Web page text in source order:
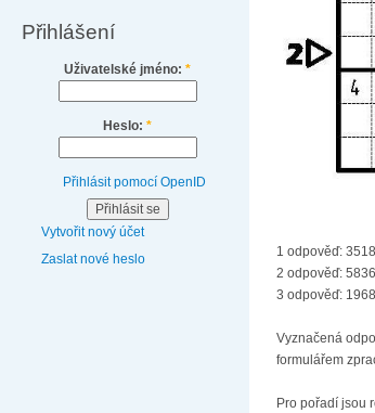
Přihlášení
Uživatelské jméno: *
Heslo: *
Přihlásit pomocí OpenID
Vytvořit nový účet
Zaslat nové heslo
1 odpověď:
2 odpověď:
3 odpověď:
Vyznačená
formulářem
Pro pořadí jsou